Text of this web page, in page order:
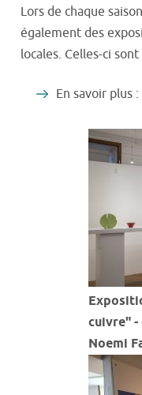
Lors de chaque
également des
locales. Celles-ci
En savoir plus :
cuivre" -
Noemi